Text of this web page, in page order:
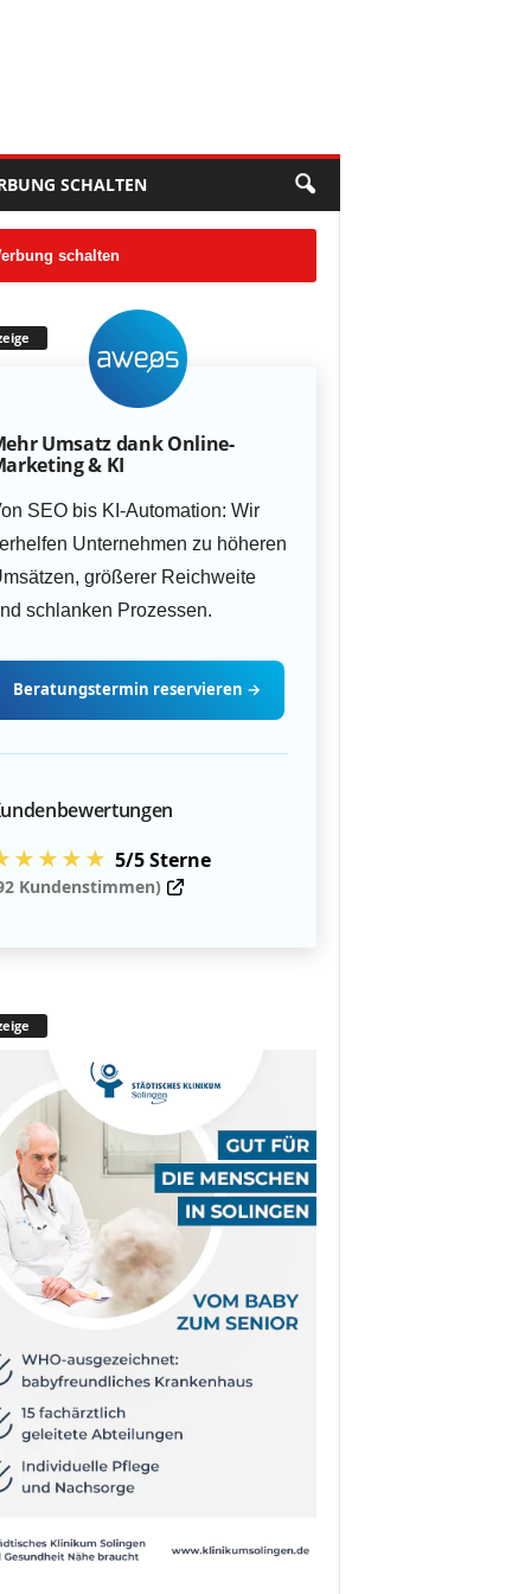
SCHALTEN
schalten
Umsatz dank Online-
& KI
SEO bis KI-Automation: Wir
Unternehmen zu höheren
größerer Reichweite
schlanken Prozessen.
Beratungstermin reservieren →
5/5 Sterne
Kundenstimmen)